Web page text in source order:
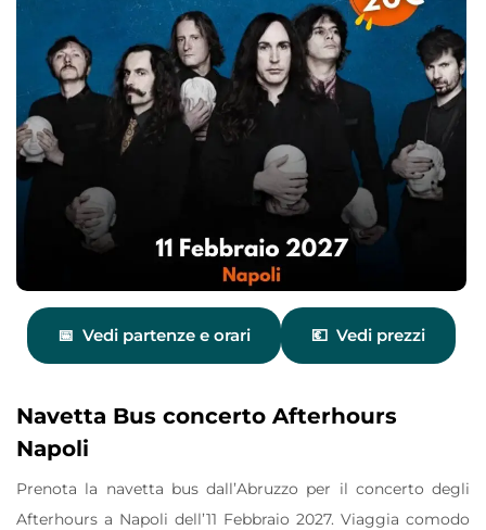
Vedi partenze e orari Vedi prezzi
Navetta Bus concerto Afterhours
Napoli
Prenota la navetta bus dall’Abruzzo per il concerto degli
Afterhours a Napoli dell’11 Febbraio 2027. Viaggia comodo
Log in
Creare un account